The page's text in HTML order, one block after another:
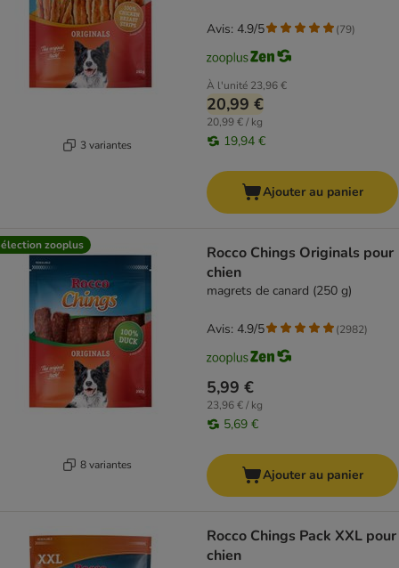
3 variantes
À l'unité 23,96 €
20,99 €
20,99 € / kg
19,94 €
Avis: 4.9/5 (79)
Ajouter au panier
zooplus
8 variantes
Rocco Chings Originals pour
chien
magrets de canard (250 g)
5,99 €
23,96 € / kg
5,69 €
Avis: 4.9/5 (2982)
Ajouter au panier
Rocco Chings Pack XXL pour
chien